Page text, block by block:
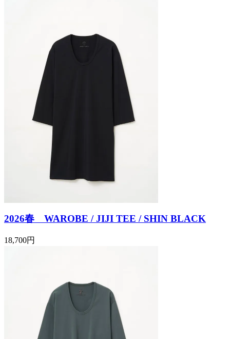
2026春 WAROBE / JIJI TEE / SHIN BLACK
18,700円